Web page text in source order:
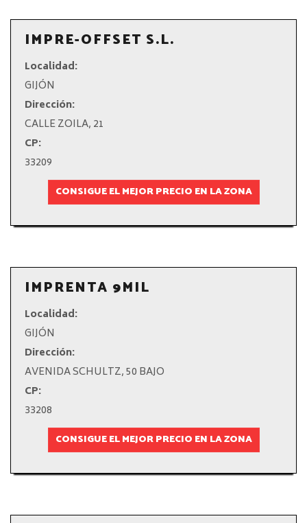
IMPRE-OFFSET S.L.
Localidad:
GIJÓN
Dirección:
CALLE ZOILA, 21
CP:
33209
CONSIGUE EL MEJOR PRECIO EN LA ZONA
IMPRENTA 9MIL
Localidad:
GIJÓN
Dirección:
AVENIDA SCHULTZ, 50 BAJO
CP:
33208
CONSIGUE EL MEJOR PRECIO EN LA ZONA